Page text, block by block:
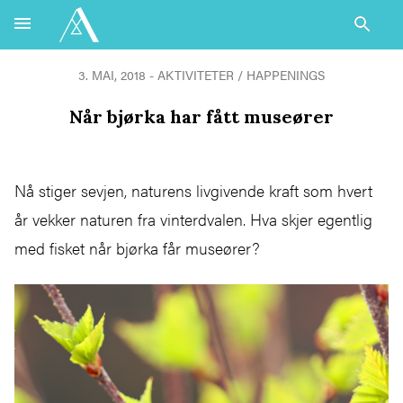
3. MAI, 2018 - AKTIVITETER / HAPPENINGS
Når bjørka har fått museører
Nå stiger sevjen, naturens livgivende kraft som hvert
år vekker naturen fra vinterdvalen. Hva skjer egentlig
med fisket når bjørka får museører?